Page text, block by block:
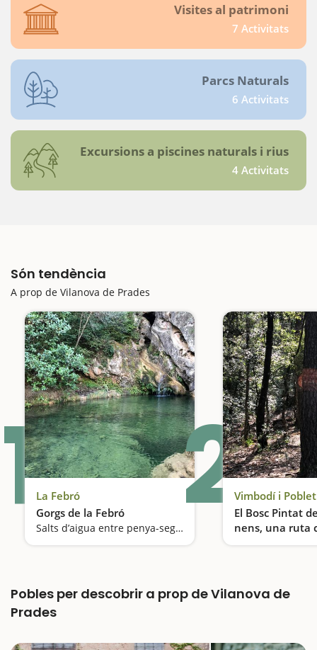
Visites al patrimoni
7 Activitats
Parcs Naturals
6 Activitats
Excursions a piscines naturals i rius
4 Activitats
Són tendència
A prop de Vilanova de Prades
1 La Febró
Gorgs de la Febró
Salts d’aigua entre penya-segats2Vimbodí i Poblet
El Bosc Pintat
nens, una ruta
de sorpreses
Pobles per descobrir a prop de Vilanova de
Prades